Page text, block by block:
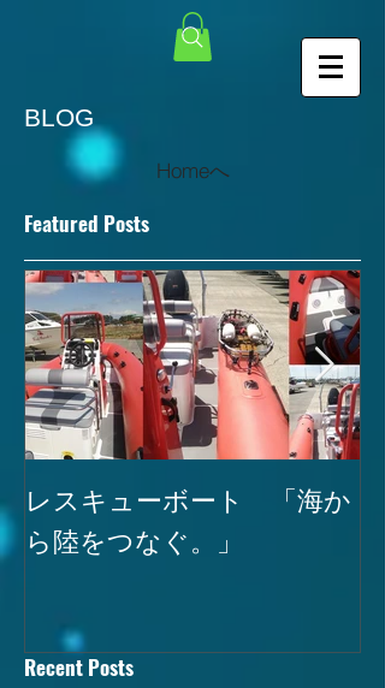
BLOG
Homeへ
Featured Posts
レスキューボート 「海か
ら陸をつなぐ。」
Recent Posts